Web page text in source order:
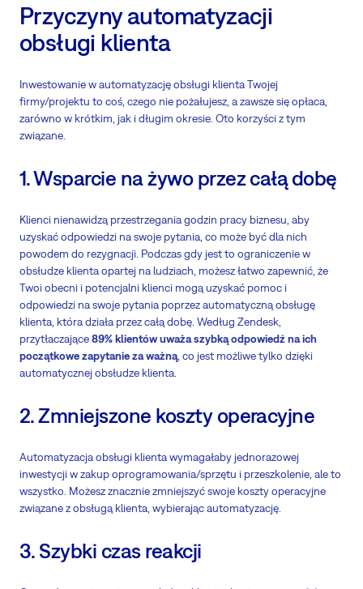
Przyczyny automatyzacji
obsługi klienta
Inwestowanie w automatyzację obsługi klienta Twojej
firmy/projektu to coś, czego nie pożałujesz, a zawsze się opłaca,
zarówno w krótkim, jak i długim okresie. Oto korzyści z tym
związane.
1. Wsparcie na żywo przez całą dobę
Klienci nienawidzą przestrzegania godzin pracy biznesu, aby
uzyskać odpowiedzi na swoje pytania, co może być dla nich
powodem do rezygnacji. Podczas gdy jest to ograniczenie w
obsłudze klienta opartej na ludziach, możesz łatwo zapewnić, że
Twoi obecni i potencjalni klienci mogą uzyskać pomoc i
odpowiedzi na swoje pytania poprzez automatyczną obsługę
klienta, która działa przez całą dobę. Według Zendesk,
przytłaczające89% klientów uważa szybką odpowiedź na ich
początkowe zapytanie za ważną, co jest możliwe tylko dzięki
automatycznej obsłudze klienta.
2. Zmniejszone koszty operacyjne
Automatyzacja obsługi klienta wymagałaby jednorazowej
inwestycji w zakup oprogramowania/sprzętu i przeszkolenie, ale to
wszystko. Możesz znacznie zmniejszyć swoje koszty operacyjne
związane z obsługą klienta, wybierając automatyzację.
3. Szybki czas reakcji